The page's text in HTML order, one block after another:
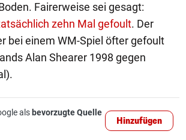
Fairerweise sei gesagt:
zehn Mal gefoult. Der
bei einem WM-Spiel öfter gefoult
Alan Shearer 1998 gegen
als bevorzugte Quelle
Hinzufügen